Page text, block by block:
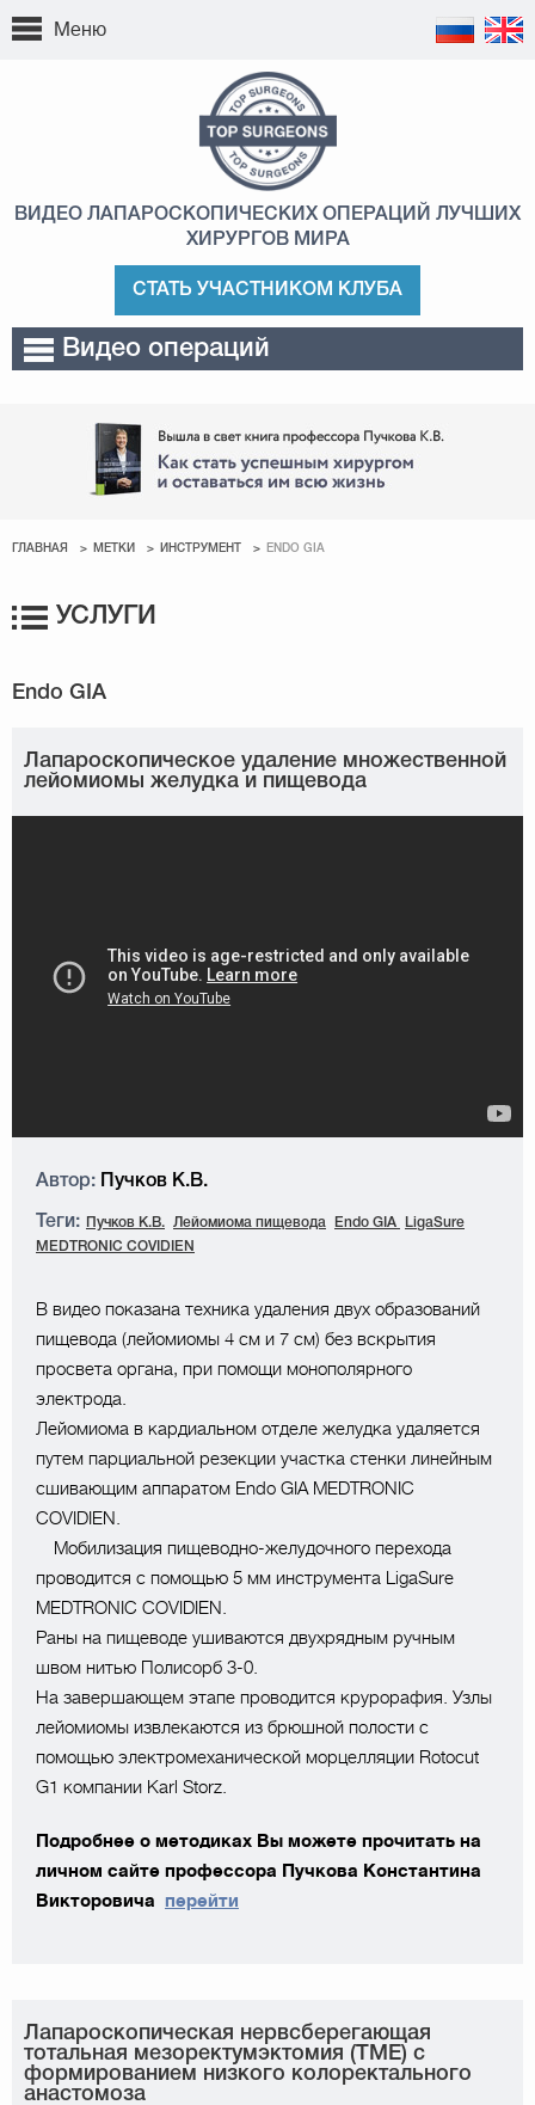
Меню
ВИДЕО ЛАПАРОСКОПИЧЕСКИХ ОПЕРАЦИЙ ЛУЧШИХ
ХИРУРГОВ МИРА
СТАТЬ УЧАСТНИКОМ КЛУБА
Видео операций
ГЛАВНАЯ МЕТКИ ИНСТРУМЕНТ ENDO GIA
УСЛУГИ
Лапароскопическое удаление множественной
лейомиомы желудка и пищевода
Автор: Пучков К.В.
Теги: Пучков К.В. Лейомиома пищевода Endo GIA
LigaSure
MEDTRONIC COVIDIEN
В видео показана техника удаления двух образований
пищевода (лейомиомы 4 см и 7 см) без вскрытия
просвета органа, при помощи монополярного
электрода.
Лейомиома в кардиальном отделе желудка удаляется
путем парциальной резекции участка стенки линейным
сшивающим аппаратом Endo GIA MEDTRONIC
COVIDIEN.
⠀ Мобилизация пищеводно-желудочного перехода
проводится с помощью 5 мм инструмента LigaSure
MEDTRONIC COVIDIEN.
Раны на пищеводе ушиваются двухрядным ручным
швом нитью Полисорб 3-0.
На завершающем этапе проводится крурорафия. Узлы
лейомиомы извлекаются из брюшной полости с
помощью электромеханической морцелляции Rotocut
G1 компании Karl Storz.
Подробнее о методиках Вы можете прочитать на
личном сайте профессора Пучкова Константина
Викторовича перейти
Лапароскопическая нервсберегающая
тотальная мезоректумэктомия (TME) с
формированием низкого колоректального
анастомоза